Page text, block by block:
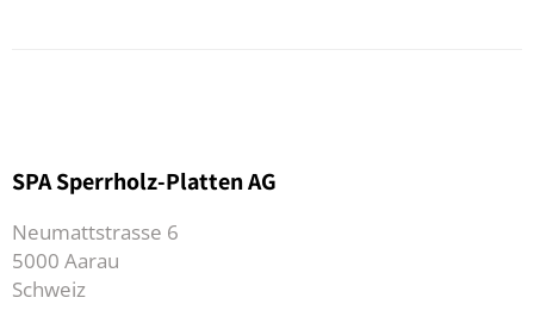
SPA Sperrholz-Platten AG
Neumattstrasse 6
5000 Aarau
Schweiz